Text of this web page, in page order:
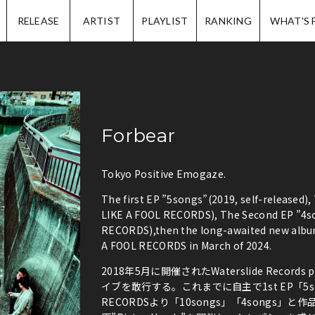
RELEASE ARTIST PLAYLIST RANKING WHAT'S
Forbear
Tokyo Positive Emogaze.
The first EP ”5songs”(2019, self-
LIKE A FOOL RECORDS), The Second EP
RECORDS),then the long-awaited new
A FOOL RECORDS in March of 2024.
2018年5月に開催されたWaterslide Records
イブを敢行する。これまでに自主で1st EP「
RECORDSより「10songs」「4songs」と作